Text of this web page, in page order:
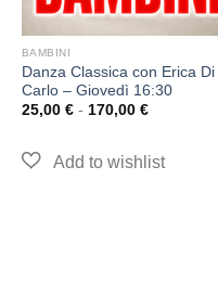
BAMBINI
Danza Classica con Erica Di
Carlo – Giovedì 16:30
25,00 € - 170,00 €